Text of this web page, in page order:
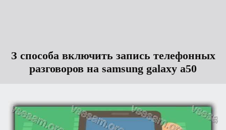
З способа включить запись телефонных
разговоров на samsung galaxy a50